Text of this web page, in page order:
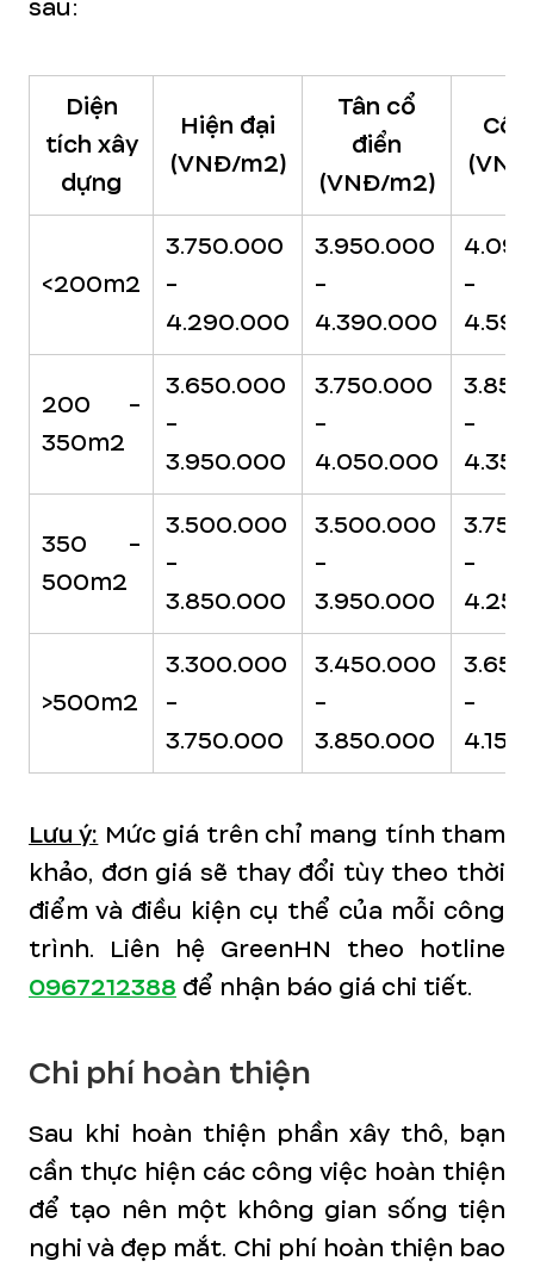
sau:
Diện
tích xây
dựng
Hiện đại
(VNĐ/m2)
Tân cổ
điển
(VNĐ/m2)
Cổ
<200m2
3.750.000
-
4.290.000
3.950.000
-
4.390.000
-
200 -
350m2
3.650.000
-
3.950.000
3.750.000
-
4.050.000
-
350 -
500m2
3.500.000
-
3.850.000
3.500.000
-
3.950.000
-
>500m2
3.300.000
-
3.750.000
3.450.000
-
3.850.000
-
Lưu ý: Mức giá trên chỉ mang tính tham
khảo, đơn giá sẽ thay đổi tùy theo thời
điểm và điều kiện cụ thể của mỗi công
trình. Liên hệ GreenHN theo hotline
0967212388 để nhận báo giá chi tiết.
Chi phí hoàn thiện
Sau khi hoàn thiện phần xây thô, bạn
cần thực hiện các công việc hoàn thiện
để tạo nên một không gian sống tiện
nghi và đẹp mắt. Chi phí hoàn thiện bao